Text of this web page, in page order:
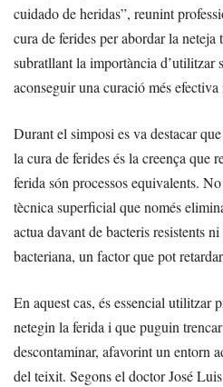
cuidado de heridas”, reunint
cura de ferides per abordar la
subratllant la importància d’utilitzar
aconseguir una curació més
Durant el simposi es va destacar
la cura de ferides és la creença que
ferida són processos equivalents.
tècnica superficial que només
actua davant de bacteris resistents
bacteriana, un factor que pot
En aquest cas, és essencial utilitzar
netegin la ferida i que puguin
descontaminar, afavorint un entorn
del teixit. Segons el doctor José